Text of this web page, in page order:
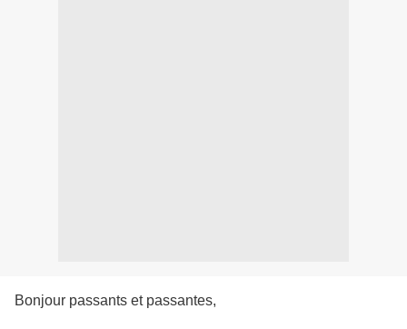
Bonjour passants et passantes,